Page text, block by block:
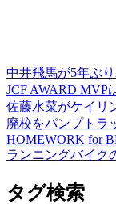
中井飛馬が5年ぶ
JCF AWARD
佐藤水菜がケイリ
廃校をパンプトラ
HOMEWORK for
ランニングバイク
タグ検索